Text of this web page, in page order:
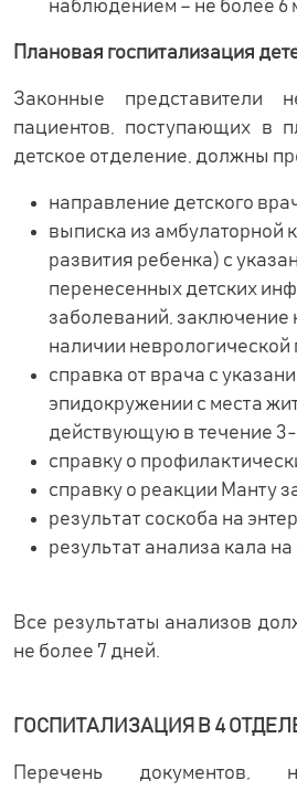
наблюдением – не более 6
Плановая госпитализация
Законные представители
пациентов, поступающих в
детское отделение, должны
направление детского
выписка из амбулаторной
развития ребенка) с
перенесенных детских
заболеваний, заключение
наличии неврологической
справка от врача с
эпидокружении с места
действующую в течение
справку о
справку о реакции Манту
результат соскоба на
результат анализа кала на
Все результаты анализов
не более 7 дней.
ГОСПИТАЛИЗАЦИЯ В 4
Перечень документов,